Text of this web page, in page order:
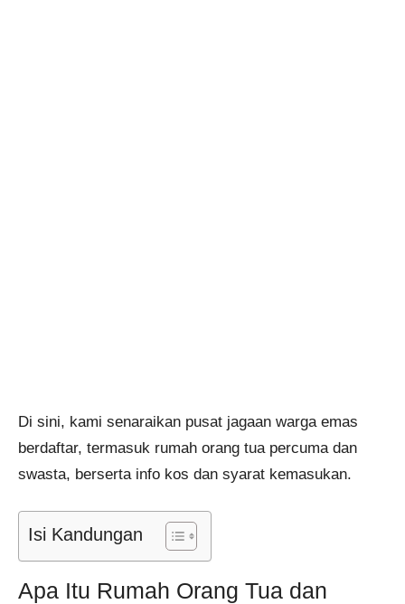
Di sini, kami senaraikan pusat jagaan warga emas
berdaftar, termasuk rumah orang tua percuma dan
swasta, berserta info kos dan syarat kemasukan.
Isi Kandungan
Apa Itu Rumah Orang Tua dan